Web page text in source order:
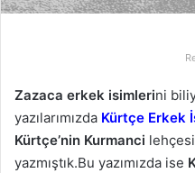
n
m
e
k
Zazaca erkek isimlerini
yazılarımızda Kürtçe Erkek
Kürtçe’nin Kurmanci
yazmıştık.Bu yazımızda ise